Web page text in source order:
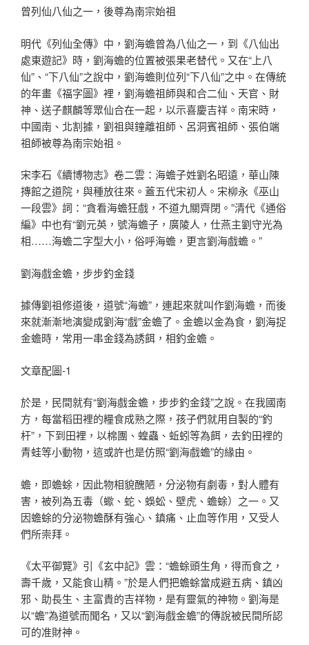
曾列仙八仙之一，後尊為南宗始祖
明代《列仙全傳》中，劉海蟾曾為八仙之一，到《八仙出
處東遊記》時，劉海蟾的位置被張果老替代。又在“上八
仙”、“下八仙”之說中，劉海蟾則位列“下八仙”之中。在傳統
的年畫《福字圖》裡，劉海蟾祖師與和合二仙、天官、財
神、送子麒麟等眾仙合在一起，以示喜慶吉祥。南宋時，
中國南、北割據，劉祖與鐘離祖師、呂洞賓祖師、張伯端
祖師被尊為南宗始祖。
宋李石《續博物志》卷二雲：海蟾子姓劉名昭遠，華山陳
摶館之道院，與種放往來。蓋五代宋初人。宋柳永《巫山
一段雲》詞：“貪看海蟾狂戲，不道九關齊閉。”清代《通俗
編》中也有“劉元英，號海蟾子，廣陵人，仕燕主劉守光為
相……海蟾二字型大小，俗呼海蟾，更言劉海戲蟾。”
劉海戲金蟾，步步釣金錢
據傳劉祖修道後，道號“海蟾”，連起來就叫作劉海蟾，而後
來就漸漸地演變成劉海“戲”金蟾了。金蟾以金為食，劉海捉
金蟾時，常用一串金錢為誘餌，相釣金蟾。
文章配圖-1
於是，民間就有“劉海戲金蟾，步步釣金錢”之說。在我國南
方，每當稻田裡的糧食成熟之際，孩子們就用自製的“釣
杆”，下到田裡，以棉團、蝗蟲、蚯蚓等為餌，去釣田裡的
青蛙等小動物，這或許也是仿照“劉海戲蟾”的緣由。
蟾，即蟾蜍，因此物相貌醜陋，分泌物有劇毒，對人體有
害，被列為五毒（蠍、蛇、蜈蚣、壁虎、蟾蜍）之一。又
因蟾蜍的分泌物蟾酥有強心、鎮痛、止血等作用，又受人
們所崇拜。
《太平御覽》引《玄中記》雲：“蟾蜍頭生角，得而食之，
壽千歲，又能食山精。”於是人們把蟾蜍當成避五病、鎮凶
邪、助長生、主富貴的吉祥物，是有靈氣的神物。劉海是
以“蟾”為道號而聞名，又以“劉海戲金蟾”的傳說被民間所認
可的准財神。